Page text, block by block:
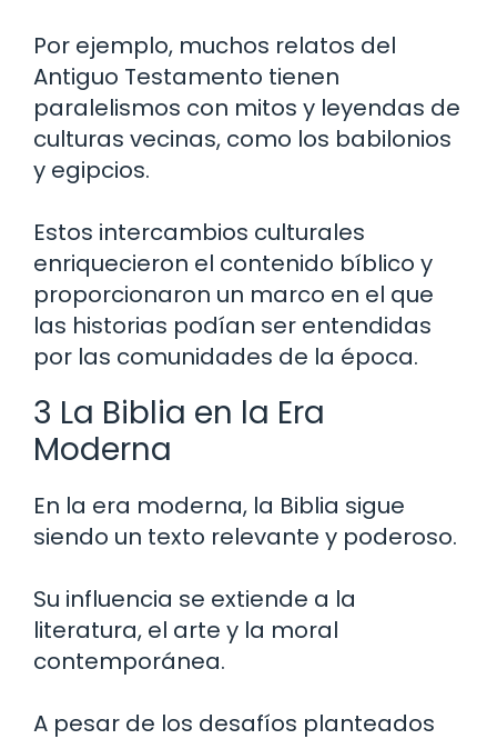
Por ejemplo, muchos relatos del
Antiguo Testamento tienen
paralelismos con mitos y leyendas de
culturas vecinas, como los babilonios
y egipcios.
Estos intercambios culturales
enriquecieron el contenido bíblico y
proporcionaron un marco en el que
las historias podían ser entendidas
por las comunidades de la época.
3 La Biblia en la Era
Moderna
En la era moderna, la Biblia sigue
siendo un texto relevante y poderoso.
Su influencia se extiende a la
literatura, el arte y la moral
contemporánea.
A pesar de los desafíos planteados